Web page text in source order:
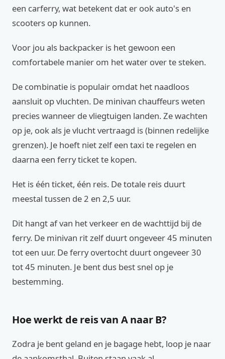
een carferry, wat betekent dat er ook auto's en
scooters op kunnen.
Voor jou als backpacker is het gewoon een
comfortabele manier om het water over te steken.
De combinatie is populair omdat het naadloos
aansluit op vluchten. De minivan chauffeurs weten
precies wanneer de vliegtuigen landen. Ze wachten
op je, ook als je vlucht vertraagd is (binnen redelijke
grenzen). Je hoeft niet zelf een taxi te regelen en
daarna een ferry ticket te kopen.
Het is één ticket, één reis. De totale reis duurt
meestal tussen de 2 en 2,5 uur.
Dit hangt af van het verkeer en de wachttijd bij de
ferry. De minivan rit zelf duurt ongeveer 45 minuten
tot een uur. De ferry overtocht duurt ongeveer 30
tot 45 minuten. Je bent dus best snel op je
bestemming.
Hoe werkt de reis van A naar B?
Zodra je bent geland en je bagage hebt, loop je naar